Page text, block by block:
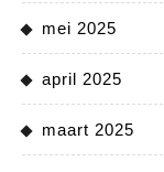
mei 2025
april 2025
maart 2025